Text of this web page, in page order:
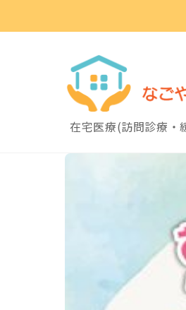
在宅医療(訪問診療・